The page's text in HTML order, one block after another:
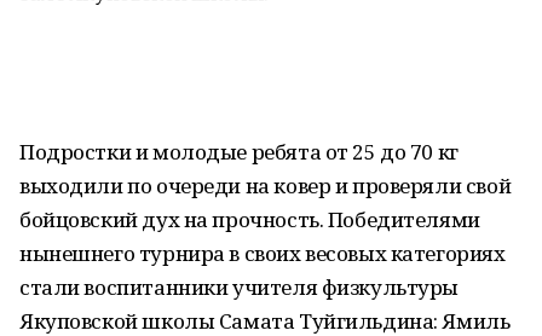
Подростки и молодые ребята от 25 до 70 кг
выходили по очереди на ковер и проверяли свой
бойцовский дух на прочность. Победителями
нынешнего турнира в своих весовых категориях
стали воспитанники учителя физкультуры
Якуповской школы Самата Туйгильдина: Ямиль